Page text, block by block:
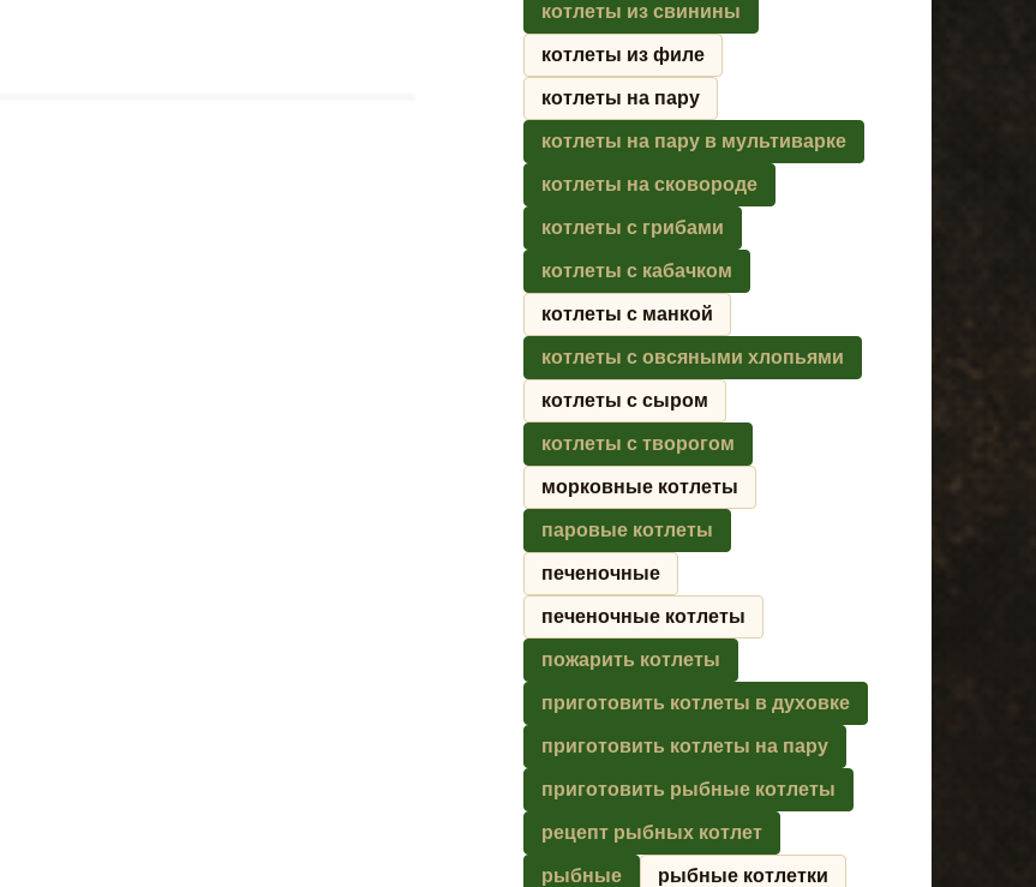
котлеты из свинины
котлеты из филе
котлеты на пару
котлеты на пару в мультиварке
котлеты на сковороде
котлеты с грибами
котлеты с кабачком
котлеты с манкой
котлеты с овсяными хлопьями
котлеты с сыром
котлеты с творогом
морковные котлеты
паровые котлеты
печеночные
печеночные котлеты
пожарить котлеты
приготовить котлеты в духовке
приготовить котлеты на пару
приготовить рыбные котлеты
рецепт рыбных котлет
рыбные рыбные котлетки